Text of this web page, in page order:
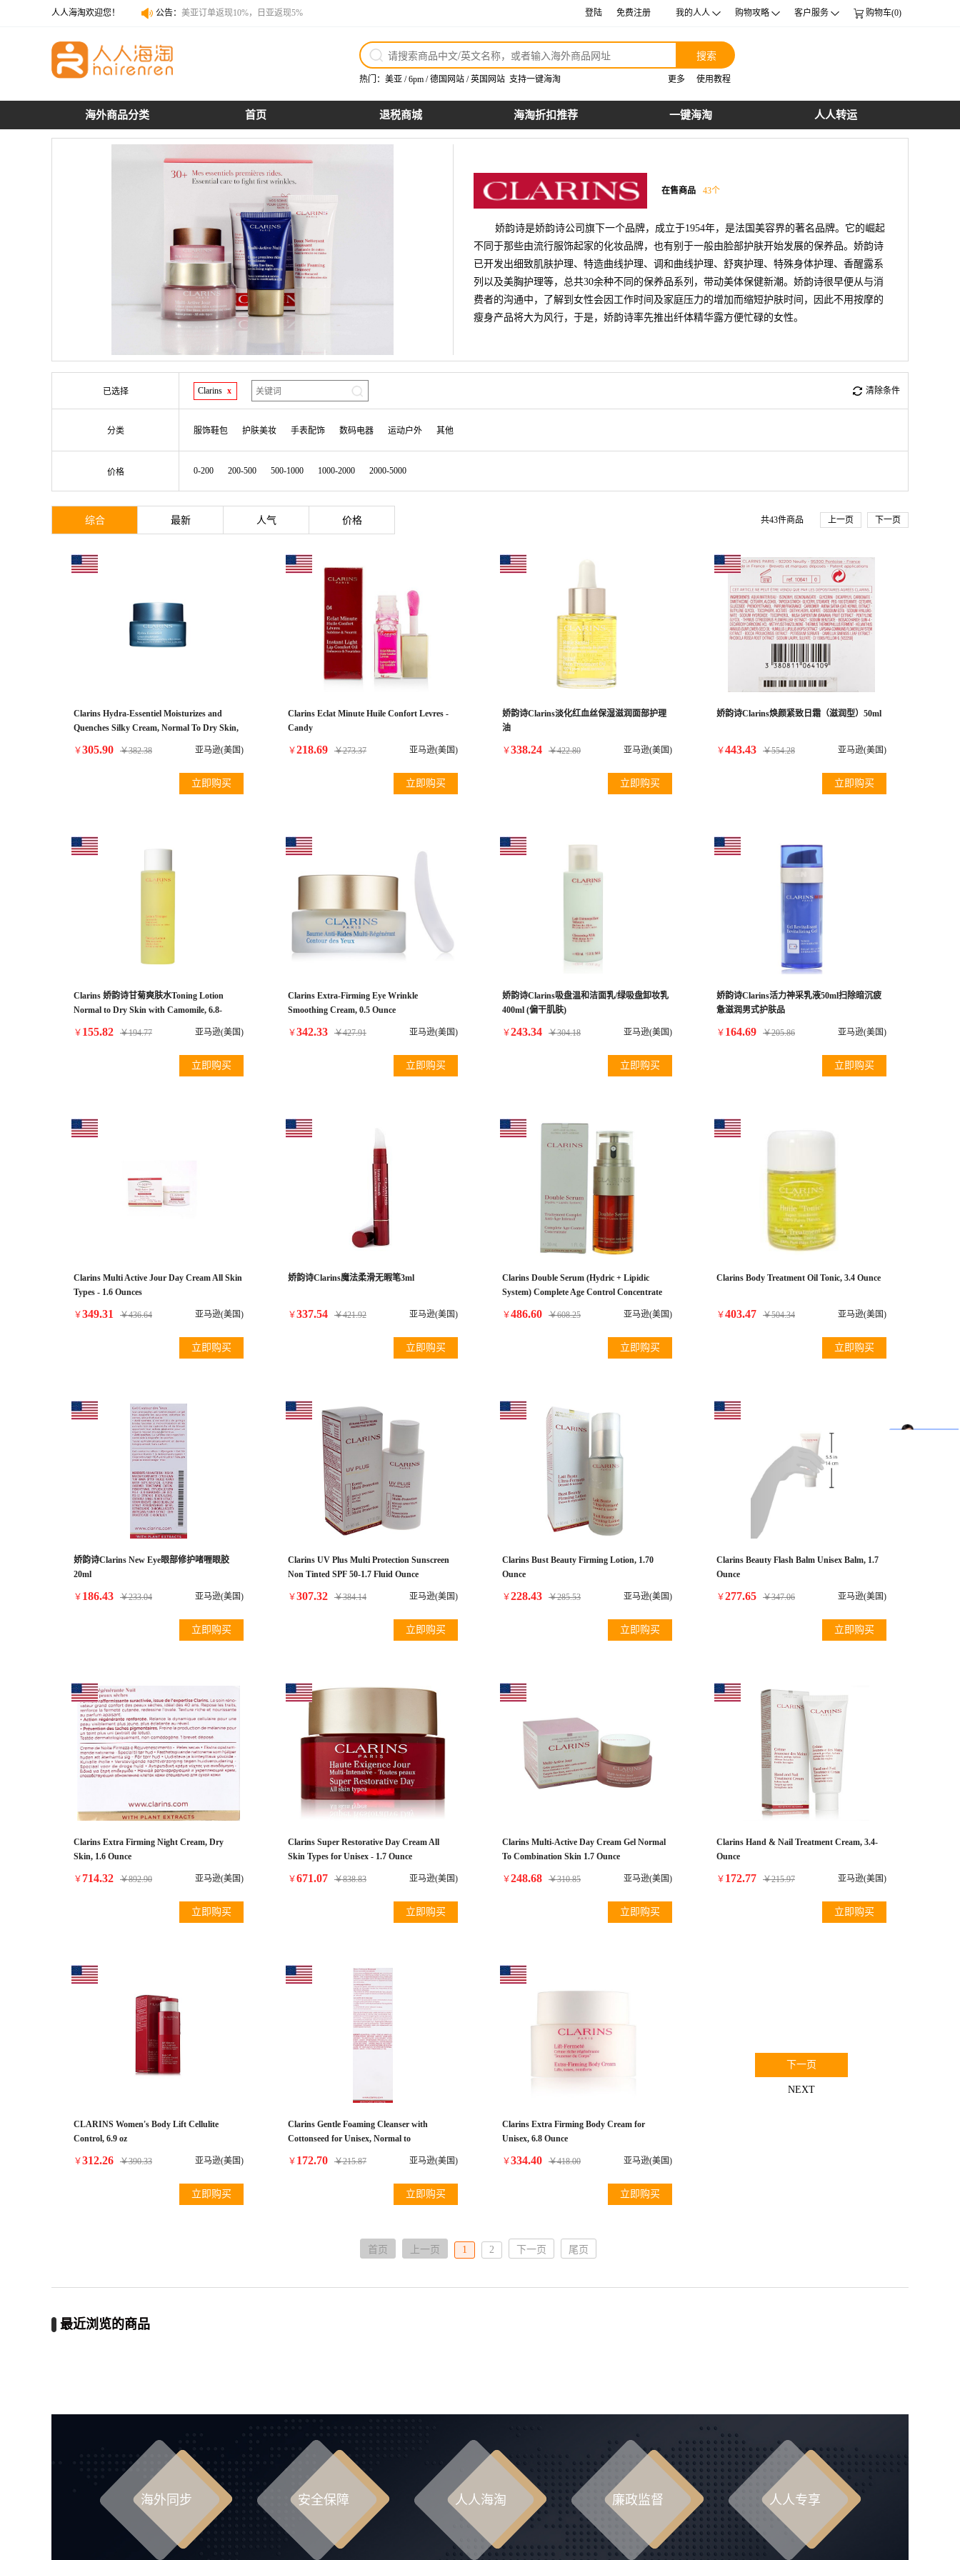
人人海淘欢迎您！ 公告： 美亚订单返现10%，日亚返现5%
登陆 免费注册 我的人人 购物攻略 客户服务 购物车(0)
搜索
热门： 美亚 /6pm /德国网站 /英国网站 支持一键海淘 更多 使用教程
海外商品分类 首页 退税商城 海淘折扣推荐 一键海淘 人人转运
在售商品 43个
娇韵诗是娇韵诗公司旗下一个品牌，成立于1954年，是法国美容界的著名品牌。它的崛起
不同于那些由流行服饰起家的化妆品牌，也有别于一般由脸部护肤开始发展的保养品。娇韵诗
已开发出细致肌肤护理、特造曲线护理、调和曲线护理、舒爽护理、特殊身体护理、香醒露系
列以及美胸护理等，总共30余种不同的保养品系列，带动美体保健新潮。娇韵诗很早便从与消
费者的沟通中，了解到女性会因工作时间及家庭压力的增加而缩短护肤时间，因此不用按摩的
瘦身产品将大为风行，于是，娇韵诗率先推出纤体精华露方便忙碌的女性。
已选择 Clarins x 清除条件
分类 服饰鞋包 护肤美妆 手表配饰 数码电器 运动户外 其他
价格 0-200 200-500 500-1000 1000-2000 2000-5000
综合 最新 人气 价格 共43件商品 上一页 下一页
Clarins Hydra-Essentiel Moisturizes and
Quenches Silky Cream, Normal To Dry Skin,
￥305.90 ￥382.38 亚马逊(美国)
立即购买
Clarins Eclat Minute Huile Confort Levres -
Candy
￥218.69 ￥273.37 亚马逊(美国)
立即购买
娇韵诗Clarins淡化红血丝保湿滋润面部护理
油
￥338.24 ￥422.80 亚马逊(美国)
立即购买
娇韵诗Clarins焕颜紧致日霜（滋润型）50ml
￥443.43 ￥554.28 亚马逊(美国)
立即购买
Clarins 娇韵诗甘菊爽肤水Toning Lotion
Normal to Dry Skin with Camomile, 6.8-
￥ 155.82 ￥194.77 亚马逊(美国)
立即购买
Clarins Extra-Firming Eye Wrinkle
Smoothing Cream, 0.5 Ounce
￥342.33 ￥427.91 亚马逊(美国)
立即购买
娇韵诗Clarins吸盘温和洁面乳/绿吸盘卸妆乳
400ml (偏干肌肤)
￥243.34 ￥304.18 亚马逊(美国)
立即购买
娇韵诗Clarins活力神采乳液50ml扫除暗沉疲
惫滋润男式护肤品
￥ 164.69 ￥205.86 亚马逊(美国)
立即购买
Clarins Multi Active Jour Day Cream All Skin
Types - 1.6 Ounces
￥349.31 ￥436.64 亚马逊(美国)
立即购买
娇韵诗Clarins魔法柔滑无暇笔3ml
￥337.54 ￥421.92 亚马逊(美国)
立即购买
Clarins Double Serum (Hydric + Lipidic
System) Complete Age Control Concentrate
￥486.60 ￥608.25 亚马逊(美国)
立即购买
Clarins Body Treatment Oil Tonic, 3.4 Ounce
￥403.47 ￥504.34 亚马逊(美国)
立即购买
娇韵诗Clarins New Eye眼部修护啫喱眼胶
20ml
￥ 186.43 ￥233.04 亚马逊(美国)
立即购买
Clarins UV Plus Multi Protection Sunscreen
Non Tinted SPF 50-1.7 Fluid Ounce
￥307.32 ￥384.14 亚马逊(美国)
立即购买
Clarins Bust Beauty Firming Lotion, 1.70
Ounce
￥228.43 ￥285.53 亚马逊(美国)
立即购买
Clarins Beauty Flash Balm Unisex Balm, 1.7
Ounce
￥277.65 ￥347.06 亚马逊(美国)
立即购买
Clarins Extra Firming Night Cream, Dry
Skin, 1.6 Ounce
￥ 714.32 ￥892.90 亚马逊(美国)
立即购买
Clarins Super Restorative Day Cream All
Skin Types for Unisex - 1.7 Ounce
￥671.07 ￥838.83 亚马逊(美国)
立即购买
Clarins Multi-Active Day Cream Gel Normal
To Combination Skin 1.7 Ounce
￥248.68 ￥310.85 亚马逊(美国)
立即购买
Clarins Hand & Nail Treatment Cream, 3.4-
Ounce
￥ 172.77 ￥215.97 亚马逊(美国)
立即购买
CLARINS Women's Body Lift Cellulite
Control, 6.9 oz
￥312.26 ￥390.33 亚马逊(美国)
立即购买
Clarins Gentle Foaming Cleanser with
Cottonseed for Unisex, Normal to
￥ 172.70 ￥215.87 亚马逊(美国)
立即购买
Clarins Extra Firming Body Cream for
Unisex, 6.8 Ounce
￥334.40 ￥418.00 亚马逊(美国)
立即购买
下一页
NEXT
首页 上一页 1 2 下一页 尾页
最近浏览的商品
海外同步 安全保障 人人海淘 廉政监督 人人专享